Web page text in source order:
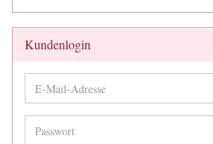
Kundenlogin
E-
Mail-
Adresse
Passwort